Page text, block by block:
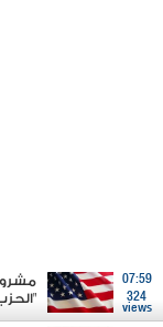
07:59
324
views